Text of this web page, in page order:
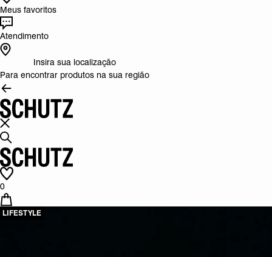
Meus favoritos
Atendimento
Insira sua localização
Para encontrar produtos na sua região
0
LIFESTYLE